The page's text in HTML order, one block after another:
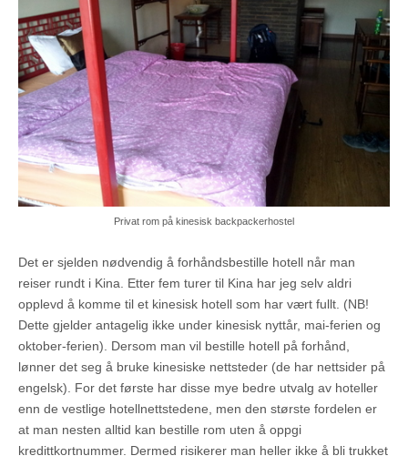
Privat rom på kinesisk backpackerhostel
Det er sjelden nødvendig å forhåndsbestille hotell når man
reiser rundt i Kina. Etter fem turer til Kina har jeg selv aldri
opplevd å komme til et kinesisk hotell som har vært fullt. (NB!
Dette gjelder antagelig ikke under kinesisk nyttår, mai-ferien og
oktober-ferien). Dersom man vil bestille hotell på forhånd,
lønner det seg å bruke kinesiske nettsteder (de har nettsider på
engelsk). For det første har disse mye bedre utvalg av hoteller
enn de vestlige hotellnettstedene, men den største fordelen er
at man nesten alltid kan bestille rom uten å oppgi
kredittkortnummer. Dermed risikerer man heller ikke å bli trukket